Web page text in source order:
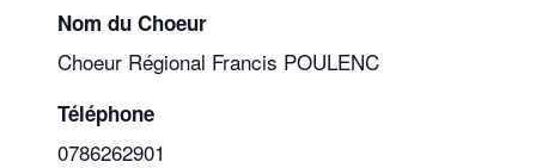
Nom du Choeur
Choeur Régional Francis POULENC
Téléphone
0786262901